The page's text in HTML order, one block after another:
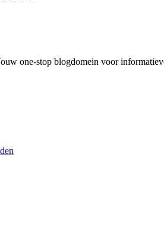
one-stop blogdomein voor